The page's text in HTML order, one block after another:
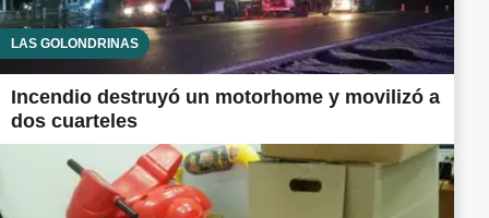
LAS GOLONDRINAS
Incendio destruyó un motorhome y movilizó a
dos cuarteles